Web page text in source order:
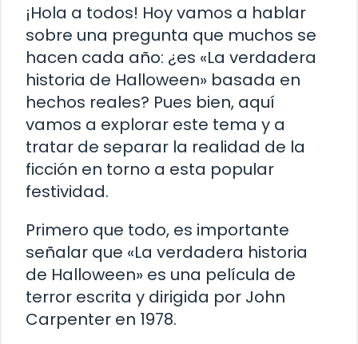
¡Hola a todos! Hoy vamos a hablar
sobre una pregunta que muchos se
hacen cada año: ¿es «La verdadera
historia de Halloween» basada en
hechos reales? Pues bien, aquí
vamos a explorar este tema y a
tratar de separar la realidad de la
ficción en torno a esta popular
festividad.
Primero que todo, es importante
señalar que «La verdadera historia
de Halloween» es una película de
terror escrita y dirigida por John
Carpenter en 1978.